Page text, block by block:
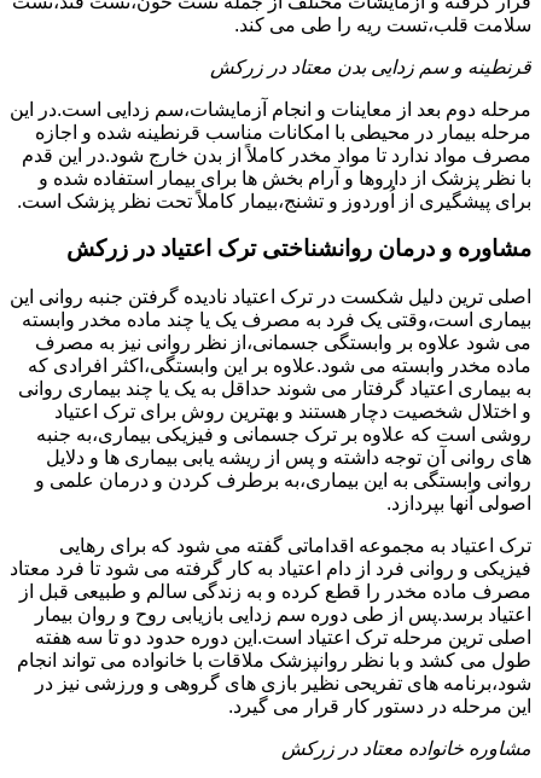
سلامت قلب،تست ریه را طی می کند.
قرنطینه و سم زدایی بدن معتاد در زرکش
مرحله دوم بعد از معاینات و انجام آزمایشات،سم زدایی است.در این
مرحله بیمار در محیطی با امکانات مناسب قرنطینه شده و اجازه
مصرف مواد ندارد تا مواد مخدر کاملاً از بدن خارج شود.در این قدم
با نظر پزشک از داروها و آرام بخش ها برای بیمار استفاده شده و
برای پیشگیری از اُوردوز و تشنج،بیمار کاملاً تحت نظر پزشک است.
مشاوره و درمان روانشناختی ترک اعتیاد در زرکش
اصلی ترین دلیل شکست در ترک اعتیاد نادیده گرفتن جنبه روانی این
بیماری است،وقتی یک فرد به مصرف یک یا چند ماده مخدر وابسته
می شود علاوه بر وابستگی جسمانی،از نظر روانی نیز به مصرف
ماده مخدر وابسته می شود.علاوه بر این وابستگی،اکثر افرادی که
به بیماری اعتیاد گرفتار می شوند حداقل به یک یا چند بیماری روانی
و اختلال شخصیت دچار هستند و بهترین روش برای ترک اعتیاد
روشی است که علاوه بر ترک جسمانی و فیزیکی بیماری،به جنبه
های روانی آن توجه داشته و پس از ریشه یابی بیماری ها و دلایل
روانی وابستگی به این بیماری،به برطرف کردن و درمان علمی و
اصولی آنها بپردازد.
ترک اعتیاد به مجموعه اقداماتی گفته می شود که برای رهایی
فیزیکی و روانی فرد از دام اعتیاد به کار گرفته می شود تا فرد معتاد
مصرف ماده مخدر را قطع کرده و به زندگی سالم و طبیعی قبل از
اعتیاد برسد.پس از طی دوره سم زدایی بازیابی روح و روان بیمار
اصلی ترین مرحله ترک اعتیاد است.این دوره حدود دو تا سه هفته
طول می کشد و با نظر روانپزشک ملاقات با خانواده می تواند انجام
شود،برنامه های تفریحی نظیر بازی های گروهی و ورزشی نیز در
این مرحله در دستور کار قرار می گیرد.
مشاوره خانواده معتاد در زرکش